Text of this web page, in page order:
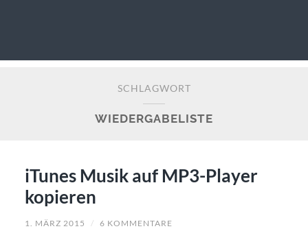
SCHLAGWORT
WIEDERGABELISTE
iTunes Musik auf MP3-Player
kopieren
1. MÄRZ 2015 / 6 KOMMENTARE